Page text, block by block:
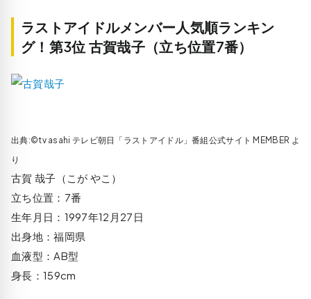
ラストアイドルメンバー人気順ランキン
グ！第3位 古賀哉子（立ち位置7番）
出典:©tv asahi テレビ朝日「ラストアイドル」番組公式サイト MEMBER よ
り
古賀 哉子（こが やこ）
立ち位置：7番
生年月日：1997年12月27日
出身地：福岡県
血液型：AB型
身長：159cm